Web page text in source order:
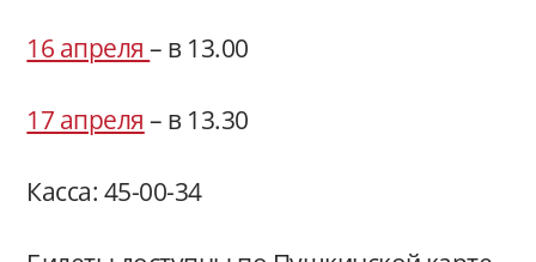
16 апреля– в 13.00
17 апреля – в 13.30
Касса: 45-00-34